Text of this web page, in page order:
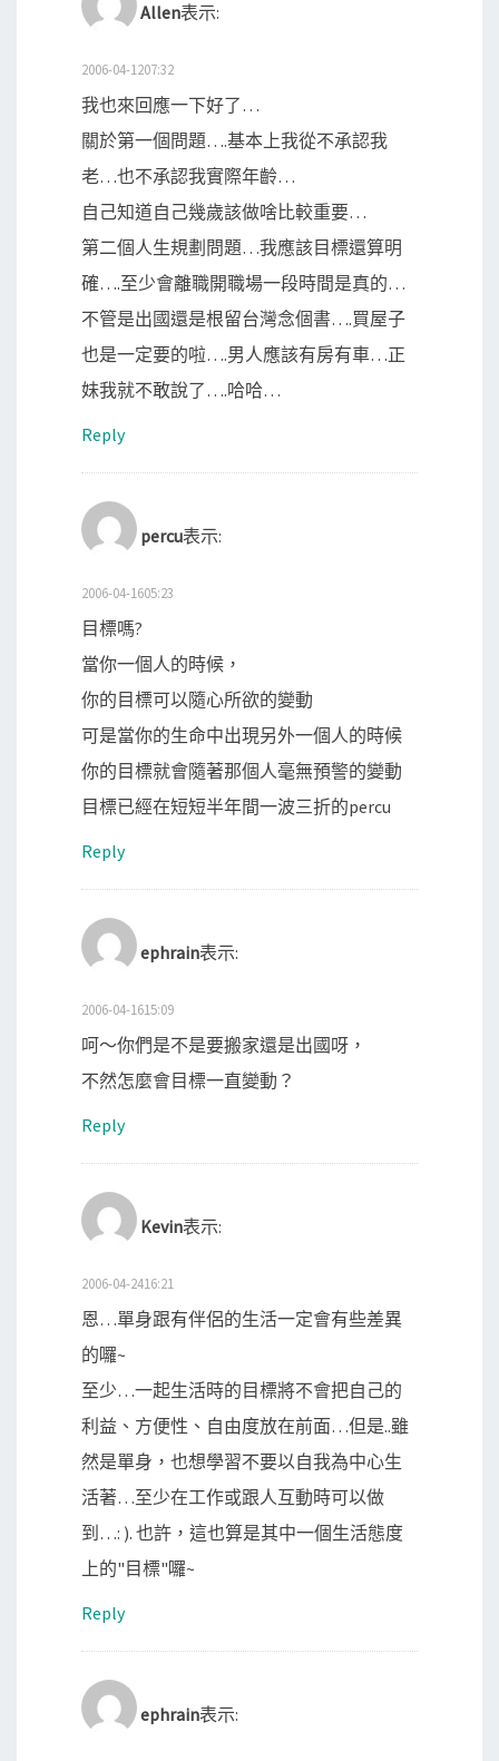
Allen表示:
2006-04-1207:32
我也來回應一下好了…
關於第一個問題….基本上我從不承認我
老…也不承認我實際年齡…
自己知道自己幾歲該做啥比較重要…
第二個人生規劃問題…我應該目標還算明
確….至少會離職開職場一段時間是真的…
不管是出國還是根留台灣念個書….買屋子
也是一定要的啦….男人應該有房有車…正
妹我就不敢說了….哈哈…
Reply
percu表示:
2006-04-1605:23
目標嗎?
當你一個人的時候，
你的目標可以隨心所欲的變動
可是當你的生命中出現另外一個人的時候
你的目標就會隨著那個人毫無預警的變動
目標已經在短短半年間一波三折的percu
Reply
ephrain表示:
2006-04-1615:09
呵～你們是不是要搬家還是出國呀，
不然怎麼會目標一直變動？
Reply
Kevin表示:
2006-04-2416:21
恩…單身跟有伴侶的生活一定會有些差異
的囉~
至少…一起生活時的目標將不會把自己的
利益、方便性、自由度放在前面…但是..雖
然是單身，也想學習不要以自我為中心生
活著…至少在工作或跟人互動時可以做
到…: ). 也許，這也算是其中一個生活態度
上的"目標"囉~
Reply
ephrain表示: